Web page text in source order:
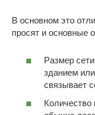
В основном это
просят и основные
Размер
зданием
связывает